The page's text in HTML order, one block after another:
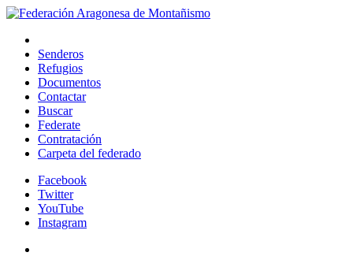
Senderos
Refugios
Documentos
Contactar
Buscar
Federate
Contratación
Carpeta del federado
Facebook
Twitter
YouTube
Instagram